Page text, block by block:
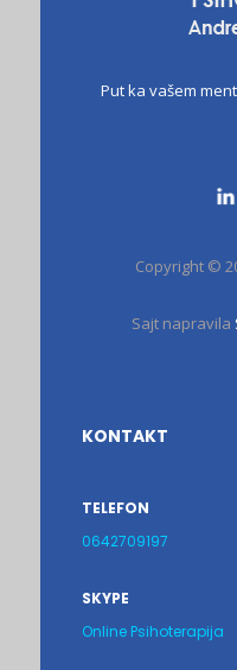
Put ka vašem
Copyright ©
Sajt napravila
KONTAKT
TELEFON
0642709197
SKYPE
Online Psihoterapija